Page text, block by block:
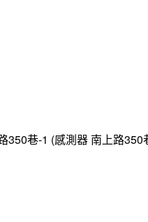
350巷-1 (感測器 南上路